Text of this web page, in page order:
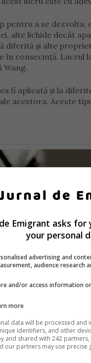
pentru a se dezvolta,
alte lichide decât
diferită și alte
consecință. Lucrul
Wang.
fi aplicată și la
acestora. Aceste
Emigrant asks
your personal
advertising and
audience research
and/or access information
more
data will be processed and
identifiers, and other
and shared with 242
our partners may use precise